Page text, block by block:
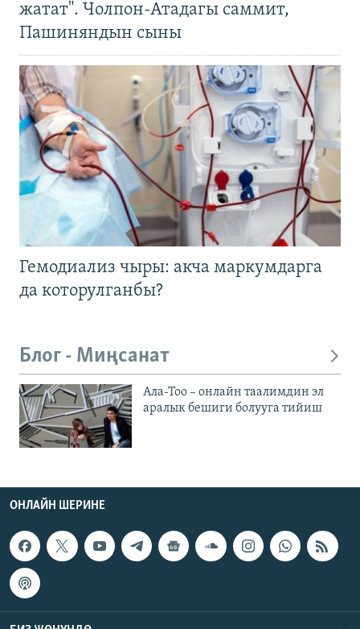
жатат". Чолпон-Атадагы саммит,
Пашиняндын сыны
Гемодиализ чыры: акча маркумдарга
да которулганбы?
Блог - Миңсанат
Ала-Тоо – онлайн таалимдин эл
аралык бешиги болууга тийиш
ОНЛАЙН ШЕРИНЕ